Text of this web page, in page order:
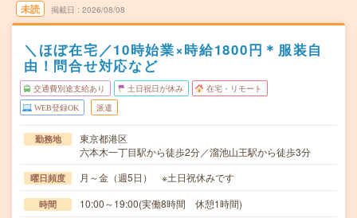
未読 掲載日 2026/08/08
＼ほぼ在宅／10時始業×時給1800円＊服装自
由！問合せ対応など
交通費別途支給あり 土日祝日が休み 在宅・リモート
WEB登録OK 派遣
勤務地
東京都港区
六本木一丁目駅から徒歩2分／溜池山王駅から徒歩3分
曜日頻度 月～金（週5日） ※土日祝休みです
時間 10:00～19:00(実働8時間 休憩1時間)